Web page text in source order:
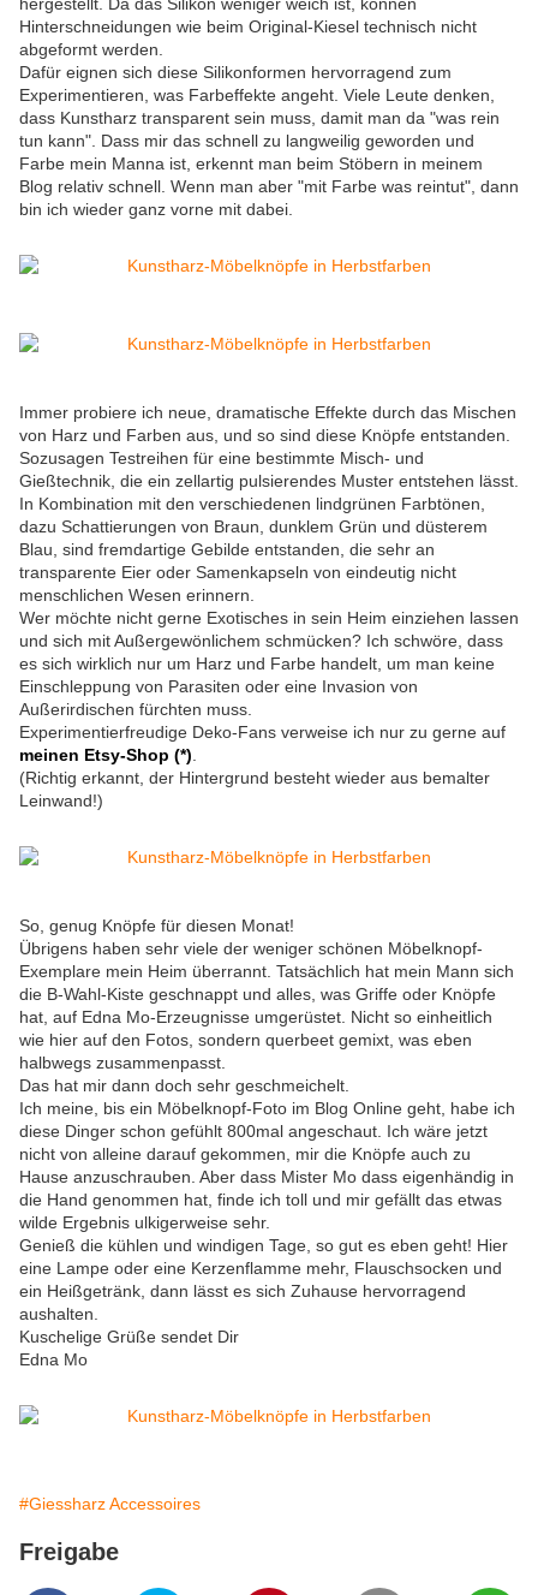
Hinterschneidungen wie beim Original-Kiesel technisch nicht
abgeformt werden.
Dafür eignen sich diese Silikonformen hervorragend zum
Experimentieren, was Farbeffekte angeht. Viele Leute denken,
dass Kunstharz transparent sein muss, damit man da "was rein
tun kann". Dass mir das schnell zu langweilig geworden und
Farbe mein Manna ist, erkennt man beim Stöbern in meinem
Blog relativ schnell. Wenn man aber "mit Farbe was reintut", dann
bin ich wieder ganz vorne mit dabei.
Immer probiere ich neue, dramatische Effekte durch das Mischen
von Harz und Farben aus, und so sind diese Knöpfe entstanden.
Sozusagen Testreihen für eine bestimmte Misch- und
Gießtechnik, die ein zellartig pulsierendes Muster entstehen lässt.
In Kombination mit den verschiedenen lindgrünen Farbtönen,
dazu Schattierungen von Braun, dunklem Grün und düsterem
Blau, sind fremdartige Gebilde entstanden, die sehr an
transparente Eier oder Samenkapseln von eindeutig nicht
menschlichen Wesen erinnern.
Wer möchte nicht gerne Exotisches in sein Heim einziehen lassen
und sich mit Außergewönlichem schmücken? Ich schwöre, dass
es sich wirklich nur um Harz und Farbe handelt, um man keine
Einschleppung von Parasiten oder eine Invasion von
Außerirdischen fürchten muss.
Experimentierfreudige Deko-Fans verweise ich nur zu gerne auf
meinen Etsy-Shop (*)
(Richtig erkannt, der Hintergrund besteht wieder aus bemalter
Leinwand!)
So, genug Knöpfe für diesen Monat!
Übrigens haben sehr viele der weniger schönen Möbelknopf-
Exemplare mein Heim überrannt. Tatsächlich hat mein Mann sich
die B-Wahl-Kiste geschnappt und alles, was Griffe oder Knöpfe
hat, auf Edna Mo-Erzeugnisse umgerüstet. Nicht so einheitlich
wie hier auf den Fotos, sondern querbeet gemixt, was eben
halbwegs zusammenpasst.
Das hat mir dann doch sehr geschmeichelt.
Ich meine, bis ein Möbelknopf-Foto im Blog Online geht, habe ich
diese Dinger schon gefühlt 800mal angeschaut. Ich wäre jetzt
nicht von alleine darauf gekommen, mir die Knöpfe auch zu
Hause anzuschrauben. Aber dass Mister Mo dass eigenhändig in
die Hand genommen hat, finde ich toll und mir gefällt das etwas
wilde Ergebnis ulkigerweise sehr.
Genieß die kühlen und windigen Tage, so gut es eben geht! Hier
eine Lampe oder eine Kerzenflamme mehr, Flauschsocken und
ein Heißgetränk, dann lässt es sich Zuhause hervorragend
aushalten.
Kuschelige Grüße sendet Dir
Edna Mo
#Giessharz Accessoires
Freigabe